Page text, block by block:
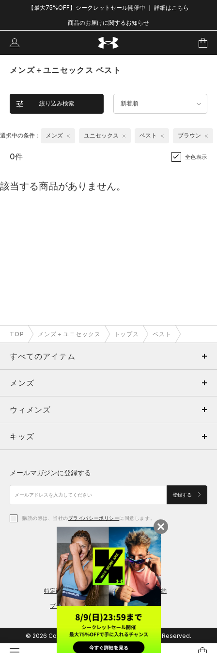
【最大75%OFF】シークレットセール開催中 ｜ 詳細はこちら
商品のお届けに関するお知らせ
メンズ＋ユニセックス ベスト
絞り込み検索 新着順
選択中の条件： メンズ ユニセックス ベスト ブラウン
0件 全色表示
該当する商品がありません。
TOP メンズ＋ユニセックス トップス ベスト
すべてのアイテム
メンズ
ウィメンズ
キッズ
アクセサリー
メンズ
トップス
ボトムス
アクセサリー
ウィメンズ
トップス
シューズ
アクセサリー
レギンス＆タイツ
キッズ
シューズ
メールマガジンに登録する
登録する
購読の際は、当社のプライバシーポリシーに同意します。
特定商取引法に基づく通販の表記 会員規約
プライバシーポリシー
© 2026 Copyright DOME Corporation. All Rights Reserved.